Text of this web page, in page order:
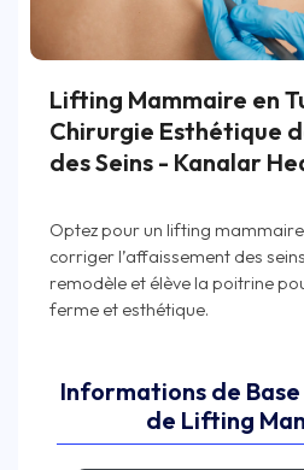
Lifting Mammaire en
Chirurgie Esthétique
des Seins - Kanalar
Optez pour un lifting
corriger l’affaissement des
remodèle et élève la poitrine
Informations de
de Lifting